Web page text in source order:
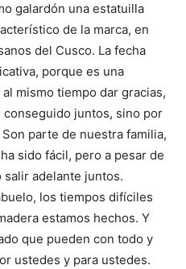
galardón una estatuilla
de la marca, en
del Cusco. La fecha
porque es una
mismo tiempo dar gracias,
conseguido juntos, sino por
parte de nuestra familia,
sido fácil, pero a pesar de
salir adelante juntos.
los tiempos difíciles
estamos hechos. Y
que pueden con todo y
ustedes y para ustedes.